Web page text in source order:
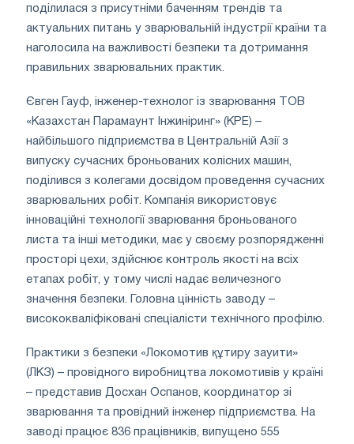
поділилася з присутніми баченням трендів та
актуальних питань у зварювальній індустрії країни та
наголосила на важливості безпеки та дотримання
правильних зварювальних практик.
Євген Гауф, інженер-технолог із зварювання ТОВ
«Казахстан Парамаунт Інжиніринг» (KPE) –
найбільшого підприємства в Центральній Азії з
випуску сучасних броньованих колісних машин,
поділився з колегами досвідом проведення сучасних
зварювальних робіт. Компанія використовує
інноваційні технології зварювання броньованого
листа та інші методики, має у своєму розпорядженні
просторі цехи, здійснює контроль якості на всіх
етапах робіт, у тому числі надає величезного
значення безпеки. Головна цінність заводу –
висококваліфіковані спеціалісти технічного профілю.
Практики з безпеки «Локомотив құтиру зауити»
(ЛКЗ) – провідного виробництва локомотивів у країні
– представив Досхан Оспанов, координатор зі
зварювання та провідний інженер підприємства. На
заводі працює 836 працівників, випущено 555